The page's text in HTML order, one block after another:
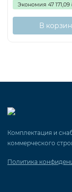
Экономия 47 171,09
В
Комплектация и
коммерческого
Политика